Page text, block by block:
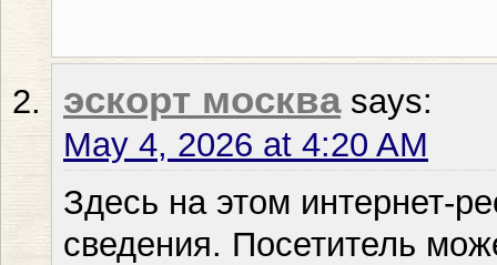
эскорт москва says:
May 4, 2026 at 4:20 AM
Здесь на этом интернет-
сведения. Посетитель